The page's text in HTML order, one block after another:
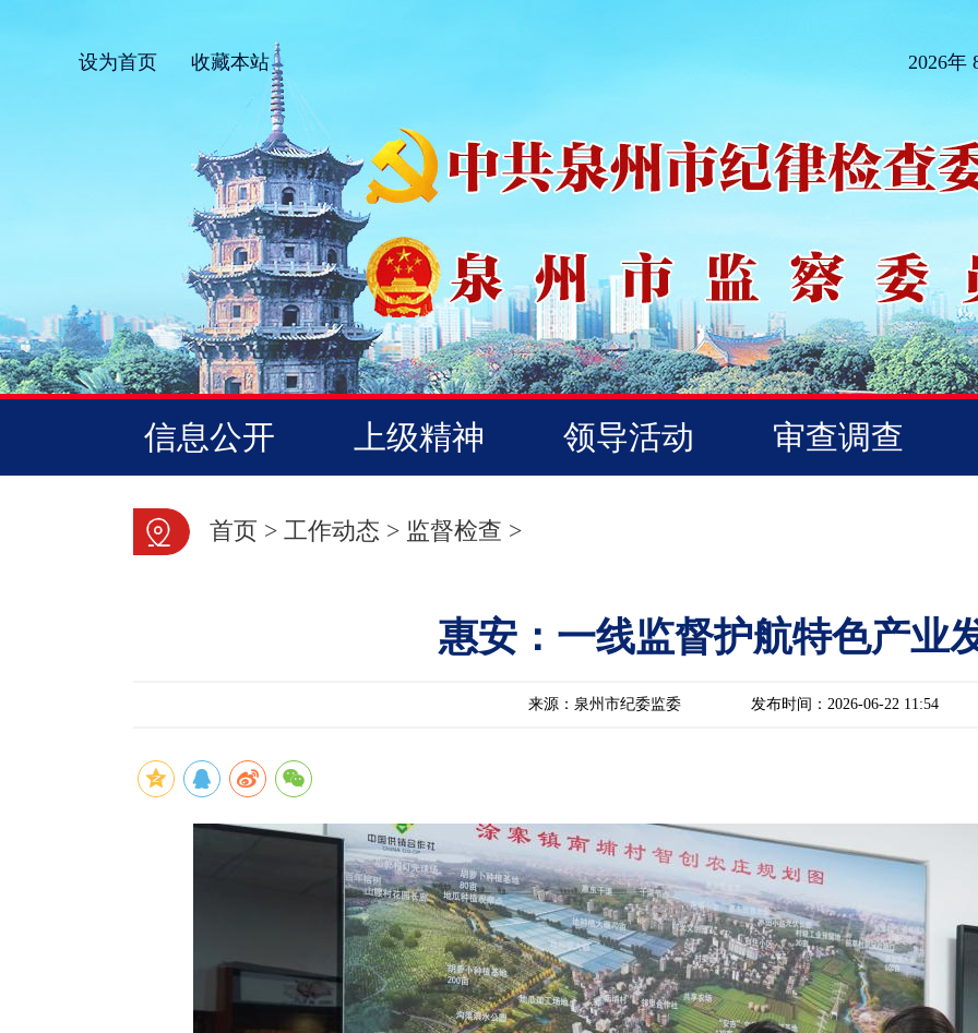
设为首页 收藏本站 2026年
信息公开 上级精神 领导活动 审查调查
首页 > 工作动态 > 监督检查 >
惠安：一线监督护航特色产业
来源：泉州市纪委监委 发布时间：2026-06-22 11:54